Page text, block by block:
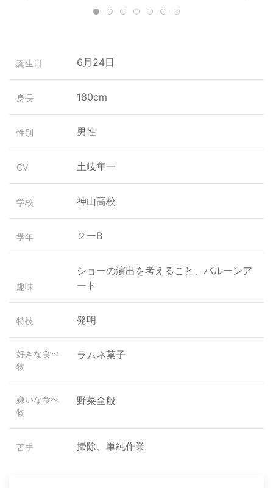
誕生日 6月24日
身長 180cm
性別 男性
CV 土岐隼一
学校 神山高校
学年 ２ーB
趣味
ショーの演出を考えること、バルーンア
ート
特技 発明
好きな食べ
物
ラムネ菓子
嫌いな食べ
物
野菜全般
苦手 掃除、単純作業